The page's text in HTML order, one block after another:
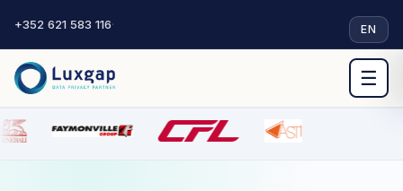
+352 621 583 116· EN
☰